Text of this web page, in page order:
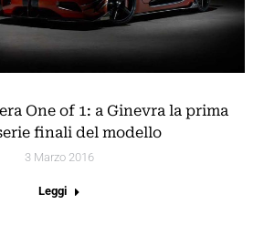
One of 1: a Ginevra la prima
finali del modello
3 Marzo 2016
Leggi